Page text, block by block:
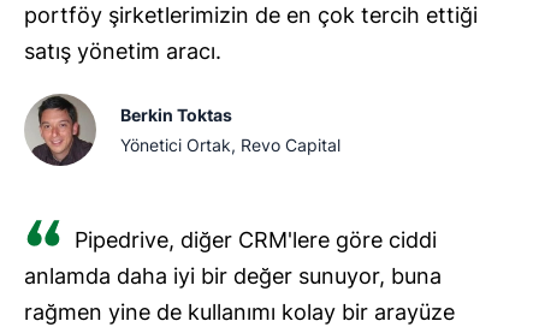
portföy şirketlerimizin de en çok tercih ettiği
satış yönetim aracı.
Berkin Toktas
Yönetici Ortak, Revo Capital
Pipedrive, diğer CRM'lere göre ciddi
anlamda daha iyi bir değer sunuyor, buna
rağmen yine de kullanımı kolay bir arayüze